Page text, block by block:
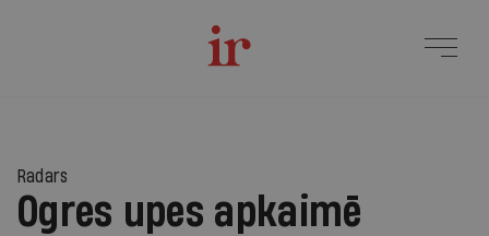
Radars
Ogres upes apkaimē